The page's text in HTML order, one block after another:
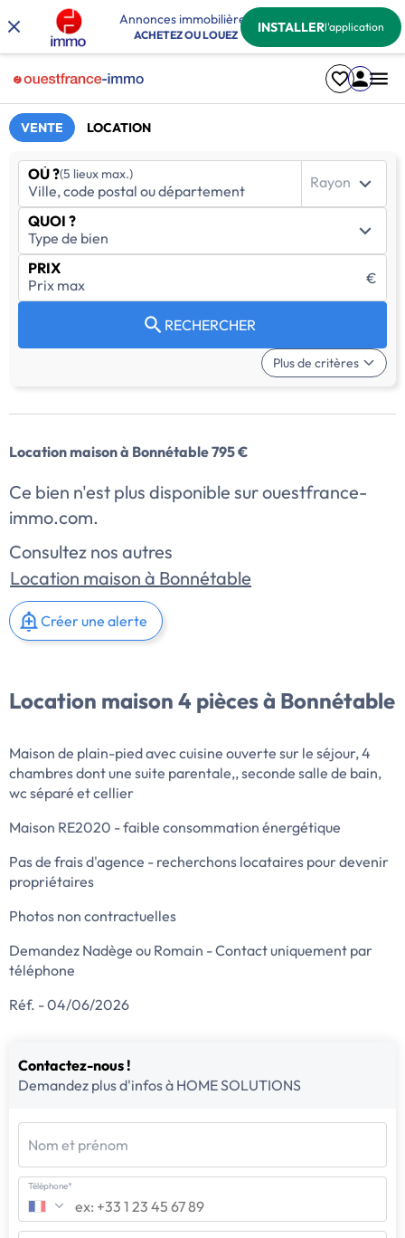
Annonces immobilières
ACHETEZ OU LOUEZ INSTALLERl'application
VENTE LOCATION
OÙ ?(5 lieux max.) Rayon
QUOI ?
PRIX
€
RECHERCHER
Plus de critères
Location maison à Bonnétable 795 €
Ce bien n'est plus disponible sur ouestfrance-
immo.com.
Consultez nos autres
Location maison à Bonnétable
Créer une alerte
Location maison 4 pièces à Bonnétable
Maison de plain-pied avec cuisine ouverte sur le séjour, 4
chambres dont une suite parentale,, seconde salle de bain,
wc séparé et cellier
Maison RE2020 - faible consommation énergétique
Pas de frais d'agence - recherchons locataires pour devenir
propriétaires
Photos non contractuelles
Demandez Nadège ou Romain - Contact uniquement par
téléphone
Réf. - 04/06/2026
Contactez-nous !
Demandez plus d'infos à HOME SOLUTIONS
Nom et prénom
Téléphone*